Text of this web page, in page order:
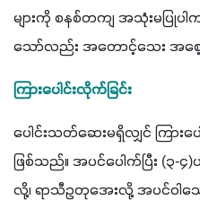
များကို စနစ်တကျ အသုံးမပြုပါ
သော်လည်း အတောင့်သေး အစေ့
ကြားပေါင်းလိုက်ခြင်း
ပေါင်းသတ်ဆေးမရှိလျှင် ကြား
ဖြစ်သည်။ အပင်ပေါက်ပြီး (၃-
လို့၊ ရာသီဥတုအေးလို့ အပင်ဝါသော